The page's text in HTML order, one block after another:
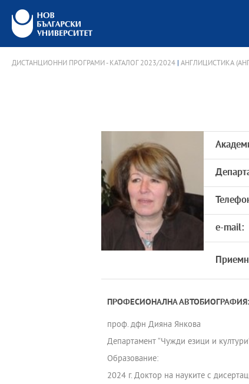
ДИСТАНЦИОННИ ПРОГРАМИ - КАТАЛОГ 2023/2024 АНГЛИЦИСТИКА
e-mail:
ПРОФЕСИОНАЛНА АВТОБИОГРАФИЯ:
проф. дфн Дияна Янкова
Департамент “Чужди езици и
Образование:
2024 г. Доктор на науките с